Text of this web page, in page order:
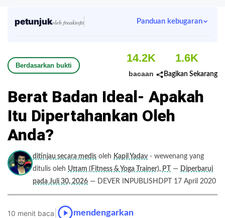
petunjukoleh freaktofit Panduan kebugaran
Berdasarkan bukti
14.2K
bacaan
1.6K
Bagikan Sekarang
Berat Badan Ideal- Apakah
Itu Dipertahankan Oleh
Anda?
ditinjau secara medis oleh Kapil Yadav - wewenang yang
ditulis oleh Uttam (Fitness & Yoga Trainer), PT — Diperbarui
pada Juli 30, 2026 — DEVER INPUBLISHDPT 17 April 2020
10 menit baca mendengarkan